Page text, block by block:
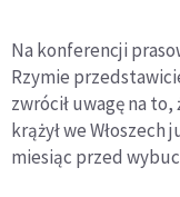
Na konferencji
Rzymie
zwrócił uwagę na
krążył we Włoszech
miesiąc przed